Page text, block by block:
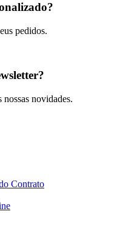
pedidos.
novidades.
Contrato